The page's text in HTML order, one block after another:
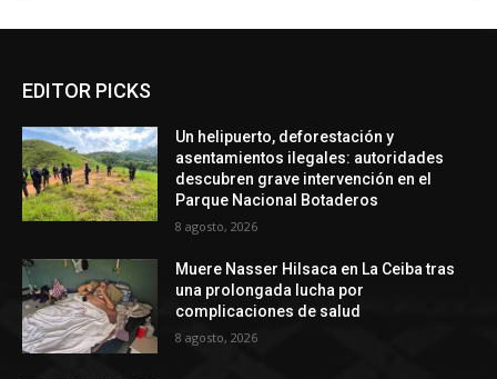
EDITOR PICKS
Un helipuerto, deforestación y
asentamientos ilegales: autoridades
descubren grave intervención en el
Parque Nacional Botaderos
8 agosto, 2026
Muere Nasser Hilsaca en La Ceiba tras
una prolongada lucha por
complicaciones de salud
8 agosto, 2026